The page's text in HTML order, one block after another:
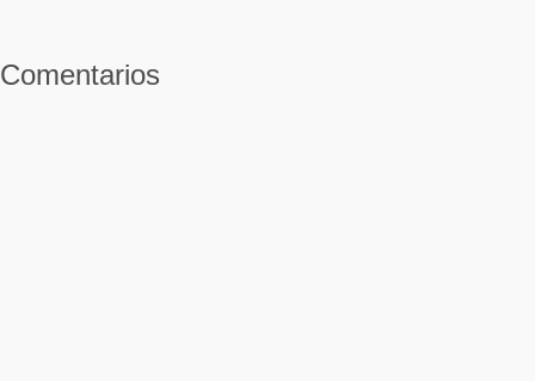
Comentarios